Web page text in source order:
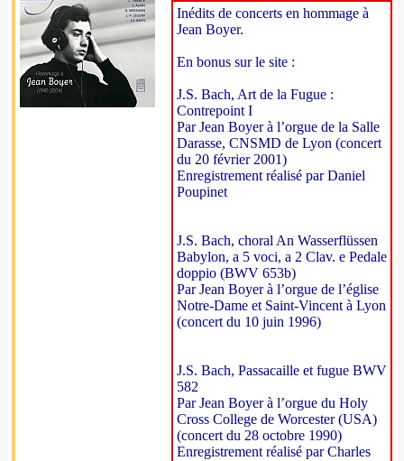
Inédits de concerts en hommage à
Jean Boyer.
En bonus sur le site :
J.S. Bach, Art de la Fugue :
Contrepoint I
Par Jean Boyer à l’orgue de la Salle
Darasse, CNSMD de Lyon (concert
du 20 février 2001)
Enregistrement réalisé par Daniel
Poupinet
J.S. Bach, choral An Wasserflüssen
Babylon, a 5 voci, a 2 Clav. e Pedale
doppio (BWV 653b)
Par Jean Boyer à l’orgue de l’église
Notre-Dame et Saint-Vincent à Lyon
(concert du 10 juin 1996)
J.S. Bach, Passacaille et fugue BWV
582
Par Jean Boyer à l’orgue du Holy
Cross College de Worcester (USA)
(concert du 28 octobre 1990)
Enregistrement réalisé par Charles